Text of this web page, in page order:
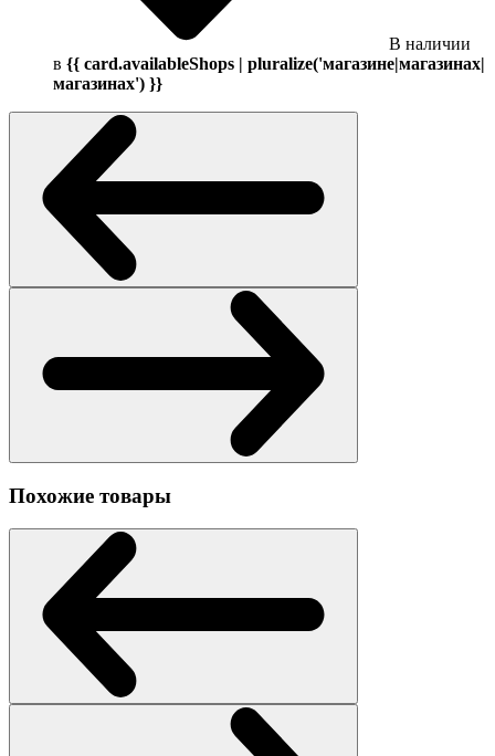
В наличии
в {{ card.availableShops | pluralize('магазине|магазинах|
магазинах') }}
Похожие товары